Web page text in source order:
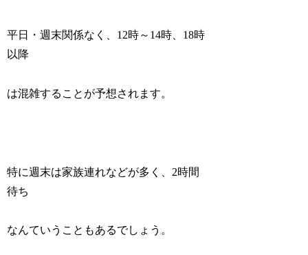
平日・週末関係なく、12時～14時、18時
以降
は混雑することが予想されます。
特に週末は家族連れなどが多く、2時間
待ち
なんていうこともあるでしょう。